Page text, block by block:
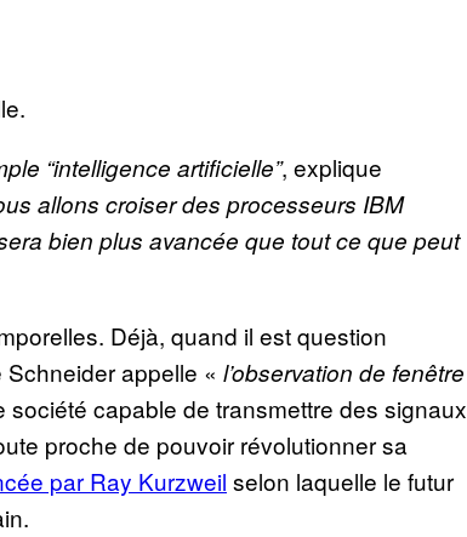
“intelligence artificielle”, explique
allons croiser des processeurs IBM
bien plus avancée que tout ce que peut
Déjà, quand il est question
Schneider appelle « l’observation de fenêtre
société capable de transmettre des signaux
proche de pouvoir révolutionner sa
par Ray Kurzweil selon laquelle le futur